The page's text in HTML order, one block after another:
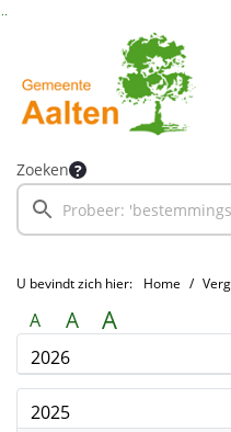
Zoeken
U bevindt zich hier: Home
A A A
2026
2025